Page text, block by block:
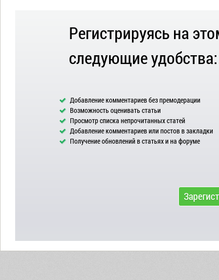
Регистрируясь на
следующие удобства:
Добавление комментариев без премодерации
Возможность оценивать статьи
Просмотр списка непрочитанных статей
Добавление комментариев или постов в закладки
Получение обновлений в статьях и на форуме